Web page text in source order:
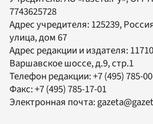
7743625728
Адрес учредителя: 125239,
улица, дом 67
Адрес редакции и издателя:
Варшавское шоссе, д.9, стр.1
Телефон редакции:+7 (495) 785-
Факс:+7 (495) 785-17-01
Электронная почта: